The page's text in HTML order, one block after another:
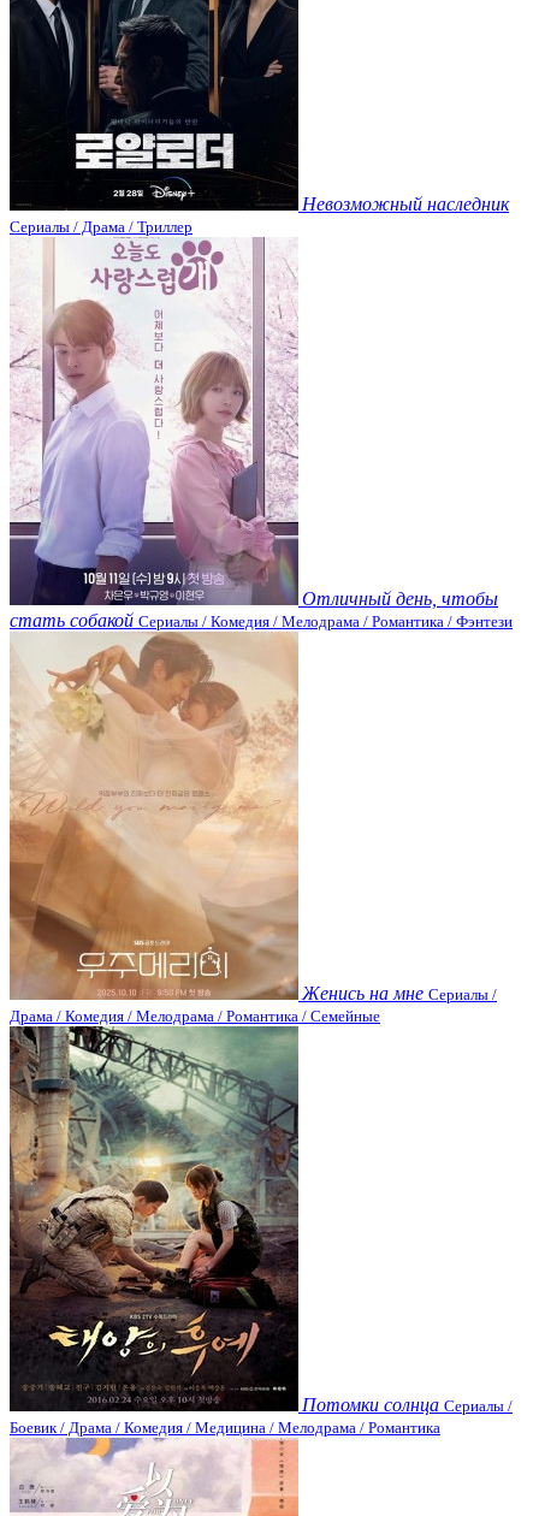
Невозможный наследник
Сериалы / Драма / Триллер
Отличный день, чтобы
стать собакой Сериалы / Комедия / Мелодрама / Романтика / Фэнтези
Женись на мне Сериалы /
Драма / Комедия / Мелодрама / Романтика / Семейные
Потомки солнца Сериалы /
Боевик / Драма / Комедия / Медицина / Мелодрама / Романтика